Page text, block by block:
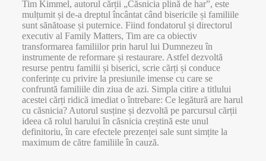
Tim Kimmel, autorul cărții „Căsnicia plină de har”, este
mulțumit și de-a dreptul încântat când bisericile și familiile
sunt sănătoase și puternice. Fiind fondatorul și directorul
executiv al Family Matters, Tim are ca obiectiv
transformarea familiilor prin harul lui Dumnezeu în
instrumente de reformare și restaurare. Astfel dezvoltă
resurse pentru familii și biserici, scrie cărți și conduce
conferințe cu privire la presiunile imense cu care se
confruntă familiile din ziua de azi. Simpla citire a titlului
acestei cărți ridică imediat o întrebare: Ce legătură are harul
cu căsnicia? Autorul susține și dezvoltă pe parcursul cărții
ideea că rolul harului în căsnicia creștină este unul
definitoriu, în care efectele prezenței sale sunt simțite la
maximum de către familiile în cauză.